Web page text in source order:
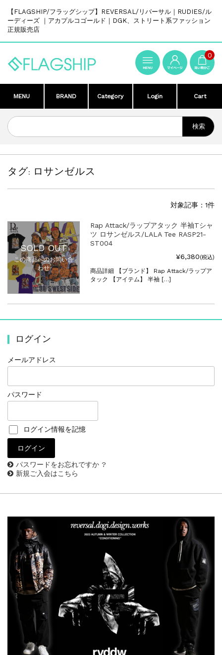
【FLAGSHIP/フラッグシップ】REVERSAL/リバーサル｜RUDIES/ル
ーディーズ ｜アカプルコゴールド｜DGK、ストリート系ファッション
正規販売店
0
MENU BRAND Category Login Cart
タグ: ロサンゼルス
対象記事：1件
SOLD OUT
この商品へのお問い合
わせ
Rap Attack/ラップアタック 半袖Tシャ
ツ ロサンゼルス/LALA Tee RASP21-
ST004
¥6,380(税込)
商品詳細 【ブランド】 Rap Attack/ラップア
タック 【アイテム】 半袖 […]
ログイン
メールアドレス
パスワード
ログイン情報を記憶
パスワードをお忘れですか ?
新規ご入会はこちら